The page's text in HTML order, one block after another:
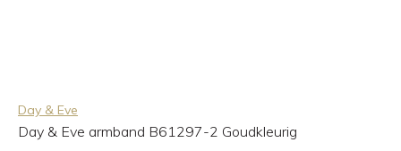
Day & Eve
Day & Eve armband B61297-2 Goudkleurig